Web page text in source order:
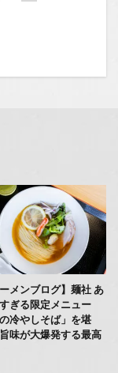
メンブログ】麺社 あ
ぎる限定メニュー
冷やしそば」を堪
味が大爆発する最高